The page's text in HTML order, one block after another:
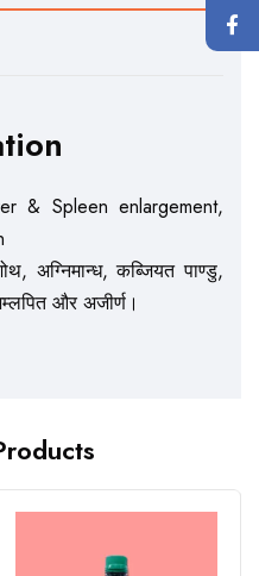
& Spleen enlargement,
अग्निमान्ध, कब्जियत पाण्डु,
और अजीर्ण।